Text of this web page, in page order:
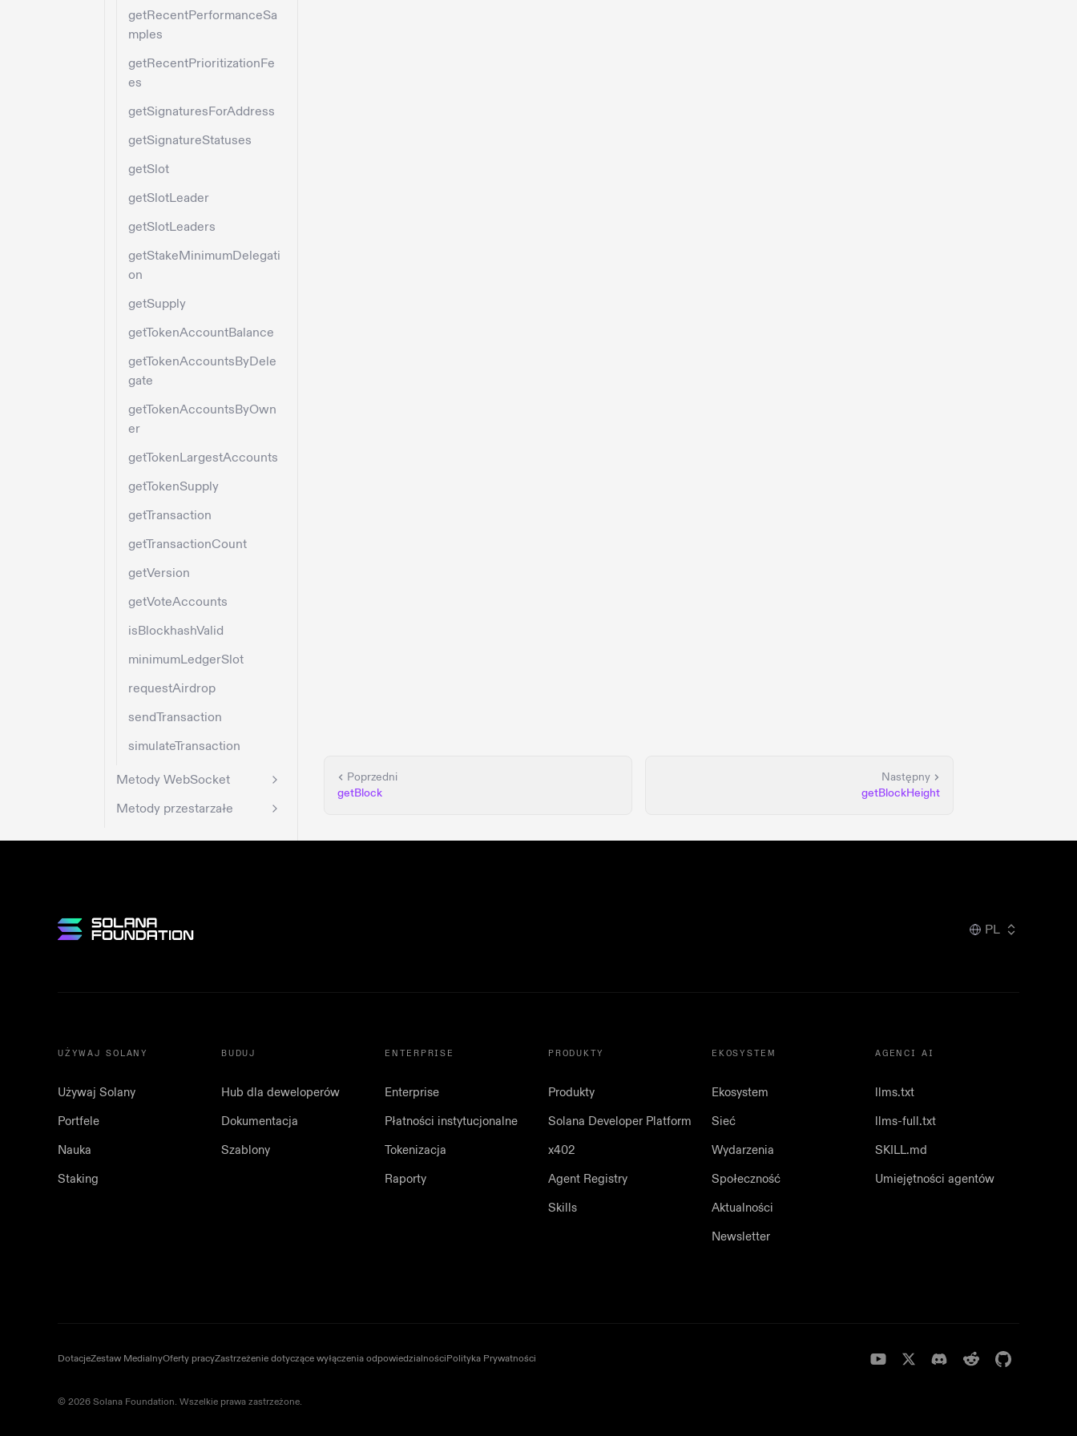
getRecentPerformanceSa
mples
getRecentPrioritizationFe
es
getSignaturesForAddress
getSignatureStatuses
getSlot
getSlotLeader
getSlotLeaders
getStakeMinimumDelegati
on
getSupply
getTokenAccountBalance
getTokenAccountsByDele
gate
getTokenAccountsByOwn
er
getTokenLargestAccounts
getTokenSupply
getTransaction
getTransactionCount
getVersion
getVoteAccounts
isBlockhashValid
minimumLedgerSlot
requestAirdrop
sendTransaction
simulateTransaction
Metody WebSocket
Metody przestarzałe
Poprzedni
getBlock
Następny
getBlockHeight
PL
UŻYWAJ SOLANY
Używaj Solany
Portfele
Nauka
Staking
BUDUJ
Hub dla deweloperów
Dokumentacja
Szablony
ENTERPRISE
Enterprise
Płatności instytucjonalne
Tokenizacja
Raporty
PRODUKTY
Produkty
Solana Developer Platform
x402
Agent Registry
Skills
EKOSYSTEM
Ekosystem
Sieć
Wydarzenia
Społeczność
Aktualności
Newsletter
AGENCI AI
llms.txt
llms-full.txt
SKILL.md
Umiejętności agentów
DotacjeZestaw MedialnyOferty pracyZastrzeżenie dotyczące wyłączenia odpowiedzialnościPolityka Prywatności
© 2026 Solana Foundation. Wszelkie prawa zastrzeżone.